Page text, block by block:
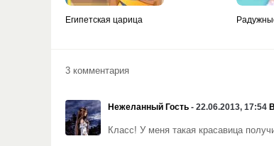
Египетская царица
3 комментария
Нежеланный Гость - 22.06.2013, 17:54
Класс! У меня такая красавица